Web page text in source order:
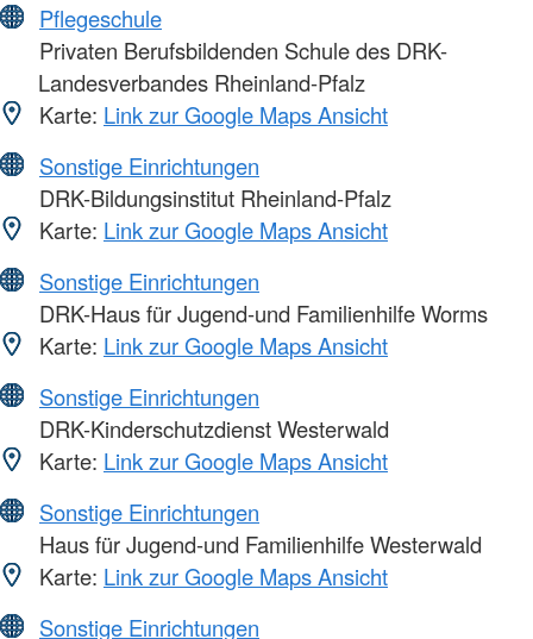
Pflegeschule
Privaten Berufsbildenden Schule des DRK-
Landesverbandes Rheinland-Pfalz
Karte: Link zur Google Maps Ansicht
Sonstige Einrichtungen
DRK-Bildungsinstitut Rheinland-Pfalz
Karte: Link zur Google Maps Ansicht
Sonstige Einrichtungen
DRK-Haus für Jugend-und Familienhilfe Worms
Karte: Link zur Google Maps Ansicht
Sonstige Einrichtungen
DRK-Kinderschutzdienst Westerwald
Karte: Link zur Google Maps Ansicht
Sonstige Einrichtungen
Haus für Jugend-und Familienhilfe Westerwald
Karte: Link zur Google Maps Ansicht
Sonstige Einrichtungen